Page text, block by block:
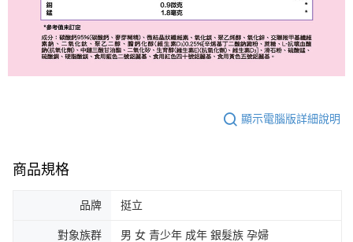
顯示電腦版詳細說明
商品規格
品牌 挺立
對象族群 男 女 青少年 成年 銀髮族 孕婦